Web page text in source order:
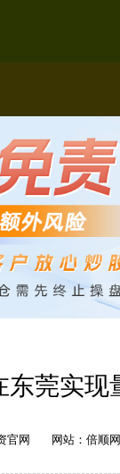
东莞实
官网 网站：倍顺